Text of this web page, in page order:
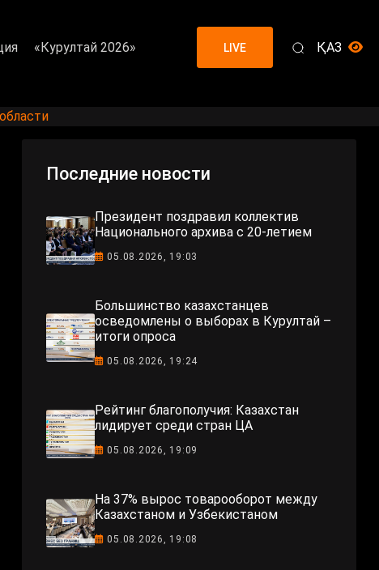
«Курултай 2026» LIVE ҚАЗ
Последние новости
Президент поздравил коллектив
Национального архива с 20-летием
05.08.2026, 19:03
Большинство казахстанцев
осведомлены о выборах в Курултай –
итоги опроса
05.08.2026, 19:24
Рейтинг благополучия: Казахстан
лидирует среди стран ЦА
05.08.2026, 19:09
На 37% вырос товарооборот между
Казахстаном и Узбекистаном
05.08.2026, 19:08